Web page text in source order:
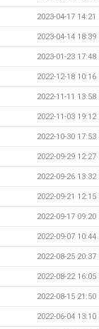
2023-04-17 14:21
2023-04-14 18:39
2023-01-23 17:48
2022-12-18 10:16
2022-11-11 13:58
2022-11-03 19:12
2022-10-30 17:53
2022-09-29 12:27
2022-09-26 13:32
2022-09-21 12:15
2022-09-17 09:20
2022-09-07 10:44
2022-08-25 20:37
2022-08-22 16:05
2022-08-15 21:50
2022-06-04 13:10